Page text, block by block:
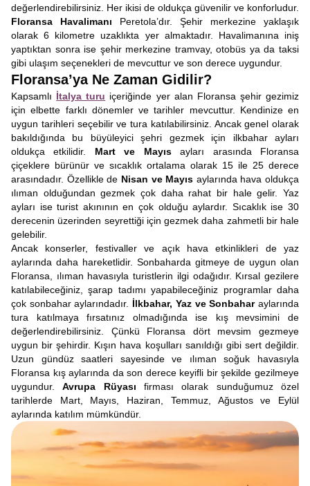
değerlendirebilirsiniz. Her ikisi de oldukça güvenilir ve konforludur.
Floransa Havalimanı Peretola’dır. Şehir merkezine yaklaşık
olarak 6 kilometre uzaklıkta yer almaktadır. Havalimanına iniş
yaptıktan sonra ise şehir merkezine tramvay, otobüs ya da taksi
gibi ulaşım seçenekleri de mevcuttur ve son derece uygundur.
Floransa’ya Ne Zaman Gidilir?
Kapsamlı İtalya turu içeriğinde yer alan Floransa şehir gezimiz
için elbette farklı dönemler ve tarihler mevcuttur. Kendinize en
uygun tarihleri seçebilir ve tura katılabilirsiniz. Ancak genel olarak
bakıldığında bu büyüleyici şehri gezmek için ilkbahar ayları
oldukça etkilidir. Mart ve Mayısayları arasında Floransa
çiçeklere bürünür ve sıcaklık ortalama olarak 15 ile 25 derece
arasındadır. Özellikle de Nisan ve Mayıs aylarında hava oldukça
ılıman olduğundan gezmek çok daha rahat bir hale gelir. Yaz
ayları ise turist akınının en çok olduğu aylardır. Sıcaklık ise 30
derecenin üzerinden seyrettiği için gezmek daha zahmetli bir hale
gelebilir.
Ancak konserler, festivaller ve açık hava etkinlikleri de yaz
aylarında daha hareketlidir. Sonbaharda gitmeye de uygun olan
Floransa, ılıman havasıyla turistlerin ilgi odağıdır. Kırsal gezilere
katılabileceğiniz, şarap tadımı yapabileceğiniz programlar daha
çok sonbahar aylarındadır. İlkbahar, Yaz ve Sonbaharaylarında
tura katılmaya fırsatınız olmadığında ise kış mevsimini de
değerlendirebilirsiniz. Çünkü Floransa dört mevsim gezmeye
uygun bir şehirdir. Kışın hava koşulları sanıldığı gibi sert değildir.
Uzun gündüz saatleri sayesinde ve ılıman soğuk havasıyla
Floransa kış aylarında da son derece keyifli bir şekilde gezilmeye
uygundur.Avrupa Rüyası firması olarak sunduğumuz özel
tarihlerde Mart, Mayıs, Haziran, Temmuz, Ağustos ve Eylül
aylarında katılım mümkündür.